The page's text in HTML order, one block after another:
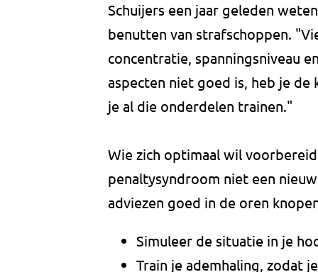
Schuijers een jaar geleden
benutten van strafschoppen.
concentratie, spanningsniveau
aspecten niet goed is, heb je
je al die onderdelen trainen."
Wie zich optimaal wil
penaltysyndroom niet een
adviezen goed in de oren
Simuleer de situatie in je
Train je ademhaling, zodat